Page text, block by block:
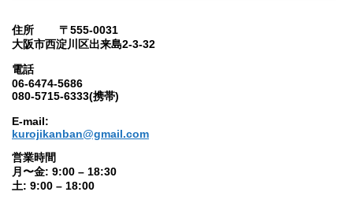
住所 〒555-0031
大阪市西淀川区出来島2-3-32
電話
06-6474-5686
080-5715-6333(携帯)
E-mail:
kurojikanban@gmail.com
営業時間
月〜金: 9:00 – 18:30
土: 9:00 – 18:00